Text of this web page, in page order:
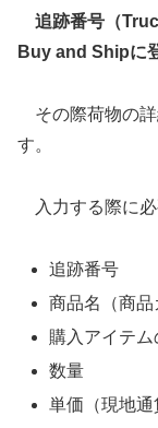
追跡番号（
Buy and Shipに
その際荷物の詳
す。
入力する際に必
追跡番号
商品名（商品
購入アイテム
数量
単価（現地通